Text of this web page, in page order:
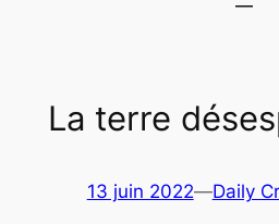
La terre
13 juin 2022—Daily